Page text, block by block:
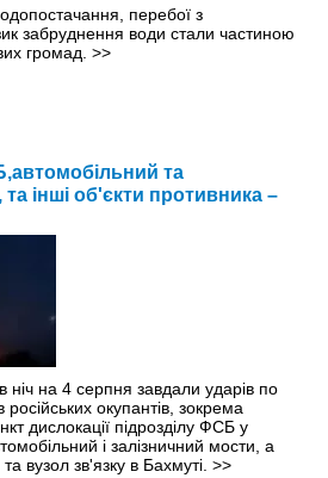
перебої з
забруднення води стали частиною
громад. >>
та
інші об'єкти противника –
на 4 серпня завдали ударів по
російських окупантів, зокрема
дислокації підрозділу ФСБ у
і залізничний мости, а
вузол зв'язку в Бахмуті. >>